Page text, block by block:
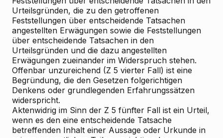
Urteilsgründen, die zu den getroffenen
Feststellungen über entscheidende Tatsachen
angestellten Erwägungen sowie die Feststellungen
über entscheidende Tatsachen in den
Urteilsgründen und die dazu angestellten
Erwägungen zueinander im Widerspruch stehen.
Offenbar unzureichend (Z 5 vierter Fall) ist eine
Begründung, die den Gesetzen folgerichtigen
Denkens oder grundlegenden Erfahrungssätzen
widerspricht.
Aktenwidrig im Sinn der Z 5 fünfter Fall ist ein Urteil,
wenn es den eine entscheidende Tatsache
betreffenden Inhalt einer Aussage oder Urkunde in